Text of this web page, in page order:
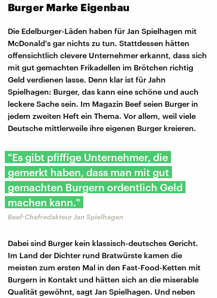
Burger Marke Eigenbau
Die Edelburger-Läden haben für Jan Spielhagen mit
McDonald's gar nichts zu tun. Stattdessen hätten
offensichtlich clevere Unternehmer erkannt, dass sich
mit gut gemachten Frikadellen im Brötchen richtig
Geld verdienen lasse. Denn klar ist für Jahn
Spielhagen: Burger, das kann eine schöne und auch
leckere Sache sein. Im Magazin Beef seien Burger in
jedem zweiten Heft ein Thema. Vor allem, weil viele
Deutsche mittlerweile ihre eigenen Burger kreieren.
"Es gibt pfiffige Unternehmer, die
gemerkt haben, dass man mit gut
gemachten Burgern ordentlich Geld
machen kann."
Beef-Chefredakteur Jan Spielhagen
Dabei sind Burger kein klassisch-deutsches Gericht.
Im Land der Dichter rund Bratwürste kamen die
meisten zum ersten Mal in den Fast-Food-Ketten mit
Burgern in Kontakt und hätten sich an die miserable
Qualität gewöhnt, sagt Jan Spielhagen. Und neben